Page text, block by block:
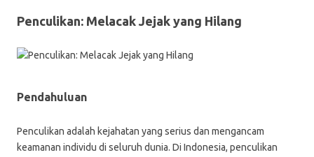
Penculikan: Melacak Jejak yang Hilang
Pendahuluan
Penculikan adalah kejahatan yang serius dan mengancam
keamanan individu di seluruh dunia. Di Indonesia, penculikan